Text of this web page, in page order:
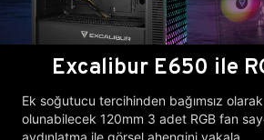
Excalibur E650 ile
Ek soğutucu tercihinden bağımsız
olunabilecek 120mm 3 adet RGB fan
aydınlatma ile görsel ahengini yakala.